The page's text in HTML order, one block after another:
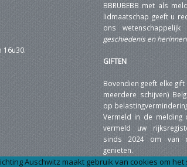
16u30.
BBRUBEBB met als
lidmaatschap geeft u
ons
geschiedenis en
GIFTEN
Bovendien geeft elke
meerdere schijven)
op
Vermeld in de melding
vermeld uw
sinds 2024 om van
genieten.
Auschwitz maakt gebruik van cookies om